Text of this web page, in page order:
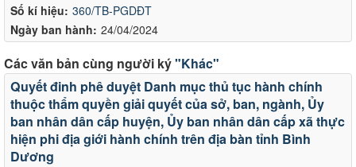
Số kí hiệu: 360/TB-PGDĐT
Ngày ban hành: 24/04/2024
Các văn bản cùng người ký"Khác"
Quyết đinh phê duyệt Danh mục thủ tục hành chính
thuộc thẩm quyền giải quyết của sở, ban, ngành, Ủy
ban nhân dân cấp huyện, Ủy ban nhân dân cấp xã thực
hiện phi địa giới hành chính trên địa bàn tỉnh Bình
Dương